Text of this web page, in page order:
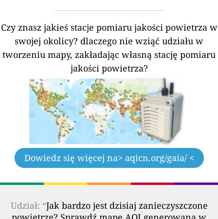
Czy znasz jakieś stacje pomiaru jakości powietrza w
swojej okolicy? dlaczego nie wziąć udziału w
tworzeniu mapy, zakładając własną stację pomiaru
jakości powietrza?
Dowiedz się więcej na> aqicn.org/gaia/ <
Udział: “Jak bardzo jest dzisiaj zanieczyszczone